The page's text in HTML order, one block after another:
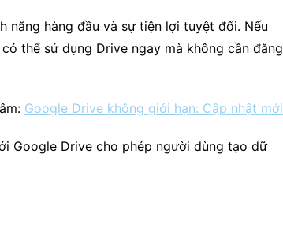
năng hàng đầu và sự tiện lợi tuyệt đối. Nếu
thể sử dụng Drive ngay mà không cần đăng
Google Drive không giới hạn: Cập nhật mới
Google Drive cho phép người dùng tạo dữ